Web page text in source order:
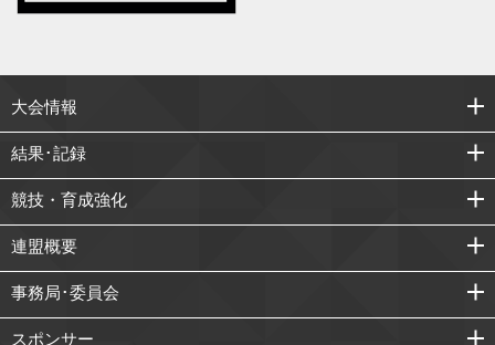
大会情報
結果･記録
競技・育成強化
連盟概要
事務局･委員会
スポンサー